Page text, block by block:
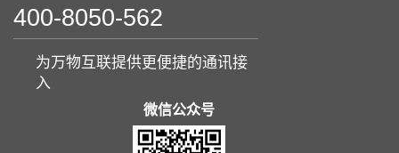
400-8050-562
为万物互联提供更便捷的通讯接
入
微信公众号